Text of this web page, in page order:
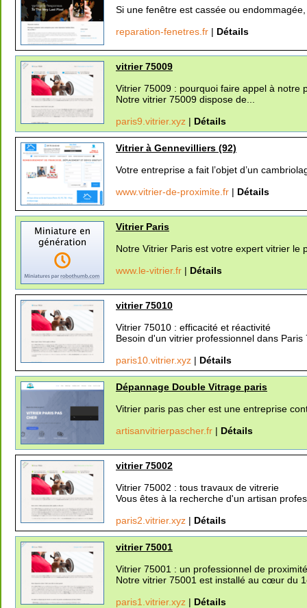
Si une fenêtre est cassée ou
reparation-fenetres.fr | Détails
vitrier 75009
Vitrier 75009 : pourquoi faire appel à notre
Notre vitrier 75009 dispose de...
paris9.vitrier.xyz | Détails
Vitrier à Gennevilliers (92)
Votre entreprise a fait l’objet d’un
www.vitrier-de-proximite.fr | Détails
Vitrier Paris
Notre Vitrier Paris est votre expert vitrier le
www.le-vitrier.fr | Détails
vitrier 75010
Vitrier 75010 : efficacité et réactivité
Besoin d'un vitrier professionnel dans Paris
paris10.vitrier.xyz | Détails
Dépannage Double Vitrage paris
Vitrier paris pas cher est une entreprise
artisanvitrierpascher.fr | Détails
vitrier 75002
Vitrier 75002 : tous travaux de vitrerie
Vous êtes à la recherche d'un artisan
paris2.vitrier.xyz | Détails
vitrier 75001
Vitrier 75001 : un professionnel de proximité
Notre vitrier 75001 est installé au cœur du
paris1.vitrier.xyz | Détails